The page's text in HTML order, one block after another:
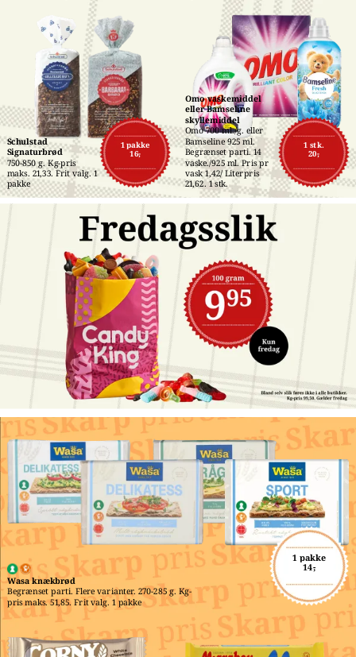
1 pakke
16,-
Schulstad
Signaturbrød
750-850 g. Kg-pris
maks. 21,33. Frit valg. 1
pakke
1 stk.
20,-
Omo vaskemiddel
eller Bamseline
skyllemiddel
Omo 700 ml./g. eller
Bamseline 925 ml.
Begrænset parti. 14
vaske./925 ml. Pris pr
vask 1,42/ Literpris
21,62. 1 stk.
1 pakke
14,-
Wasa knækbrød
Begrænset parti. Flere varianter. 270-285 g. Kg-
pris maks. 51,85. Frit valg. 1 pakke